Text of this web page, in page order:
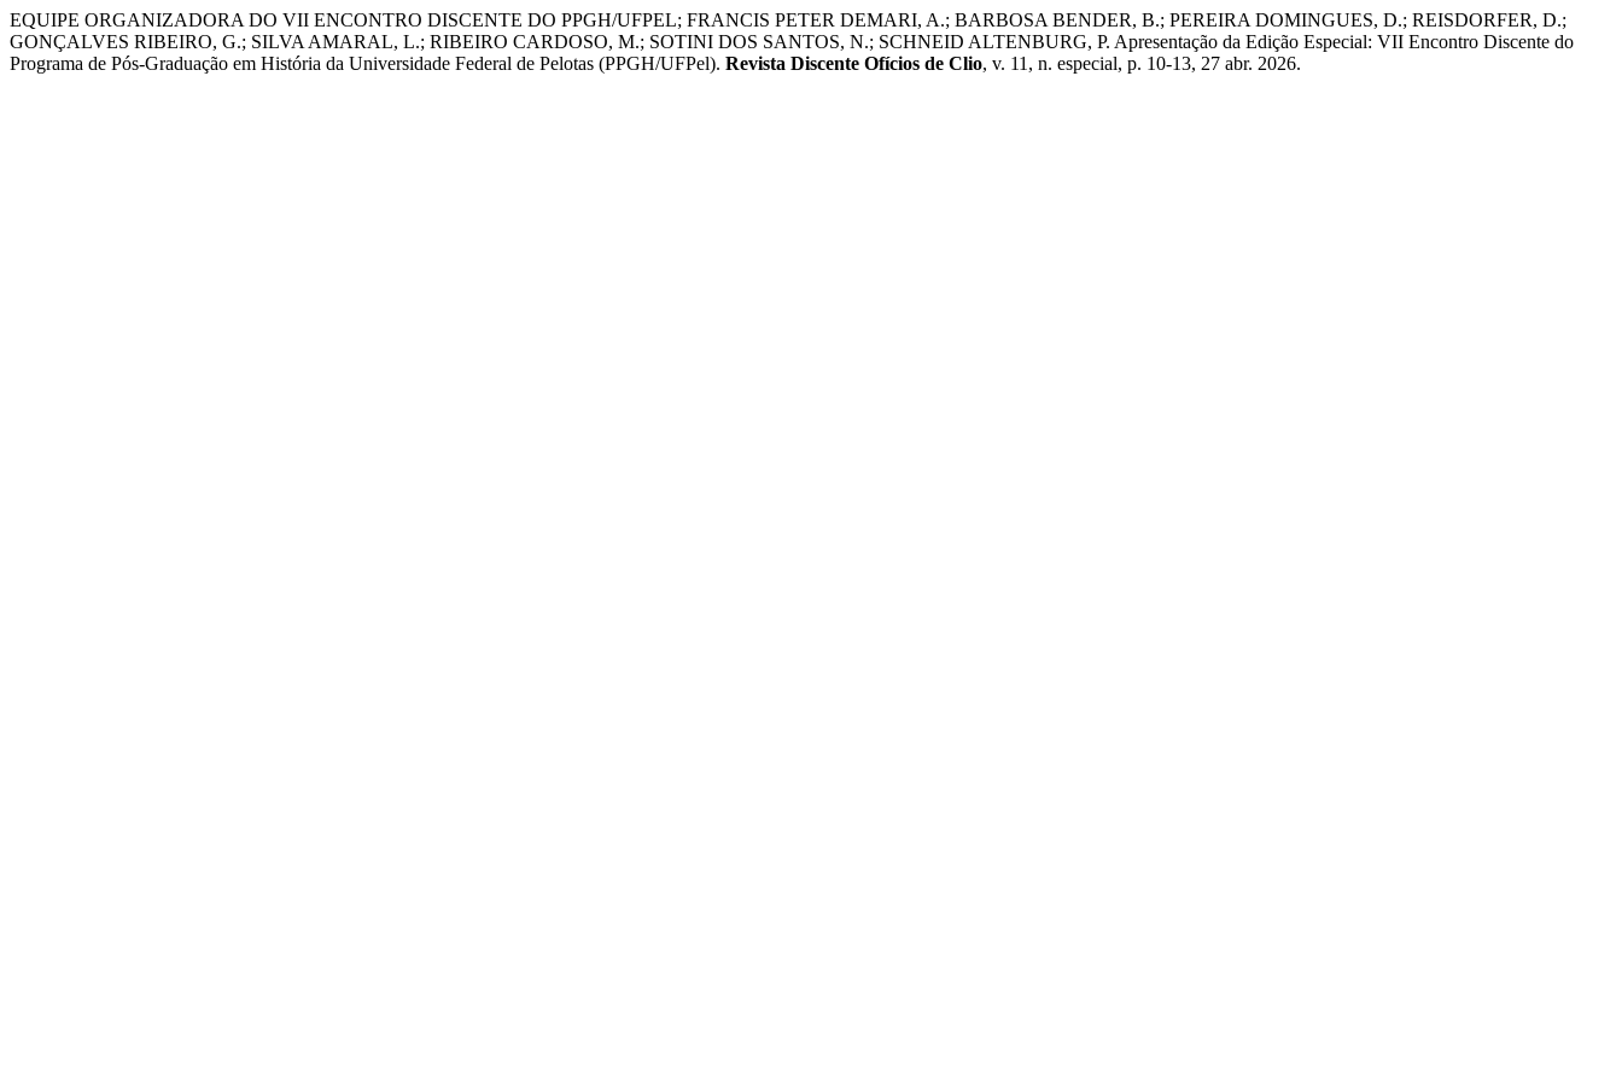
EQUIPE ORGANIZADORA DO VII ENCONTRO DISCENTE DO PPGH/UFPEL; FRANCIS PETER DEMARI, A.; BARBOSA BENDER, B.; PEREIRA DOMINGUES, D.; REISDORFER, D.;
GONÇALVES RIBEIRO, G.; SILVA AMARAL, L.; RIBEIRO CARDOSO, M.; SOTINI DOS SANTOS, N.; SCHNEID ALTENBURG, P. Apresentação da Edição Especial: VII Encontro Discente do
Programa de Pós-Graduação em História da Universidade Federal de Pelotas (PPGH/UFPel). Revista Discente Ofícios de Clio, v. 11, n. especial, p. 10-13, 27 abr. 2026.